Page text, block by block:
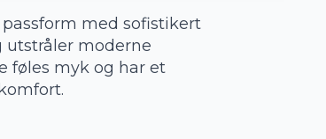
med sofistikert
moderne
føles myk og har et